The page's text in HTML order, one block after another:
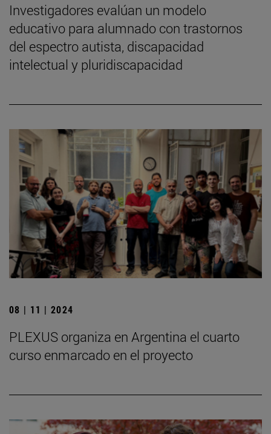
Investigadores evalúan un modelo
educativo para alumnado con trastornos
del espectro autista, discapacidad
intelectual y pluridiscapacidad
08 | 11 | 2024
PLEXUS organiza en Argentina el cuarto
curso enmarcado en el proyecto